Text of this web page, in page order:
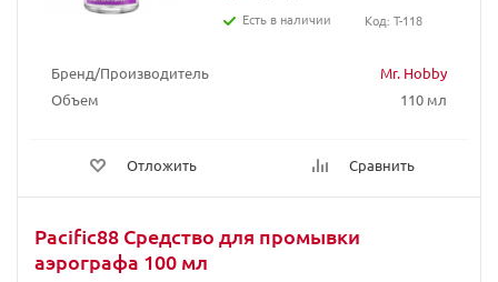
Бренд/Производитель
Mr. Hobby
Объем
110 мл
Отложить Сравнить
Есть в наличии
Код: T-118
Pacific88 Средство для промывки
аэрографа 100 мл